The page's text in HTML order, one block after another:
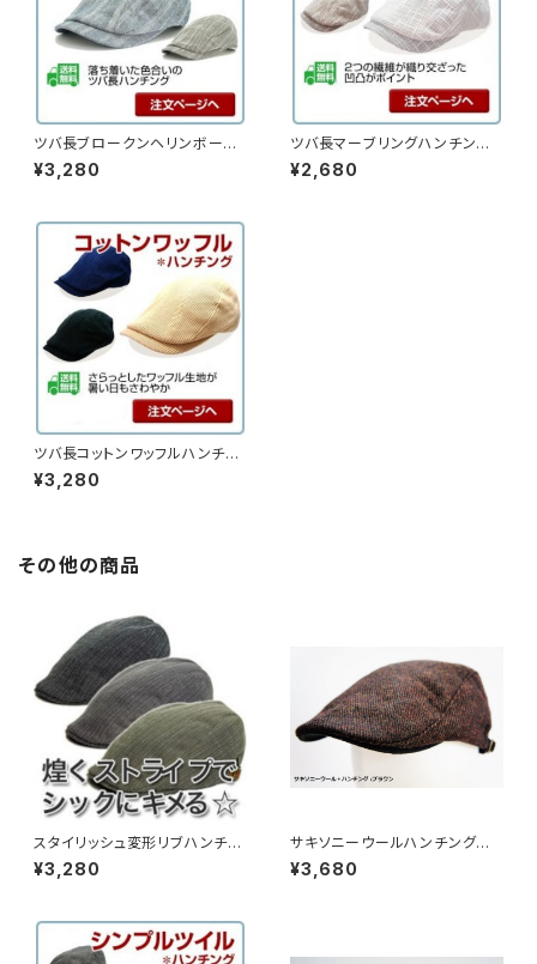
ツバ長ブロークンヘリンボーン
ハンチング （15hc-ss01）
¥3,280
ツバ長マーブリングハンチン
グ （16hc-ss03）
¥2,680
ツバ長コットンワッフルハンチン
グ （15hc-ss06）
¥3,280
その他の商品
スタイリッシュ変形リブハンチン
グ （12hc-ss04）
¥3,280
サキソニーウールハンチング
（16hc-aw01）
¥3,680